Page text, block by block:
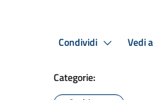
Condividi Vedi
Categorie: